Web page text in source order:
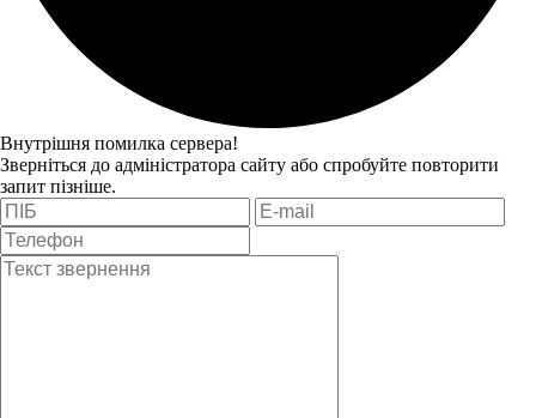
Внутрішня помилка сервера!
Зверніться до адміністратора сайту або спробуйте повторити
запит пізніше.